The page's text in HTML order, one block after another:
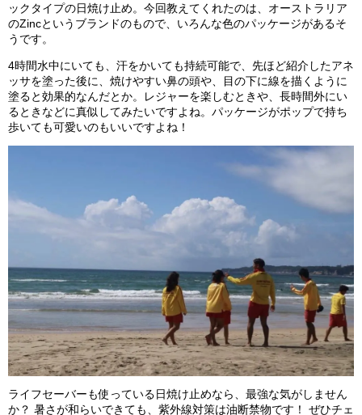
ックタイプの日焼け止め。今回教えてくれたのは、オーストラリア
のZincというブランドのもので、いろんな色のパッケージがあるそ
うです。
4時間水中にいても、汗をかいても持続可能で、先ほど紹介したアネ
ッサを塗った後に、焼けやすい鼻の頭や、目の下に線を描くように
塗ると効果的なんだとか。レジャーを楽しむときや、長時間外にい
るときなどに真似してみたいですよね。パッケージがポップで持ち
歩いても可愛いのもいいですよね！
ライフセーバーも使っている日焼け止めなら、最強な気がしません
か？ 暑さが和らいできても、紫外線対策は油断禁物です！ ぜひチェ